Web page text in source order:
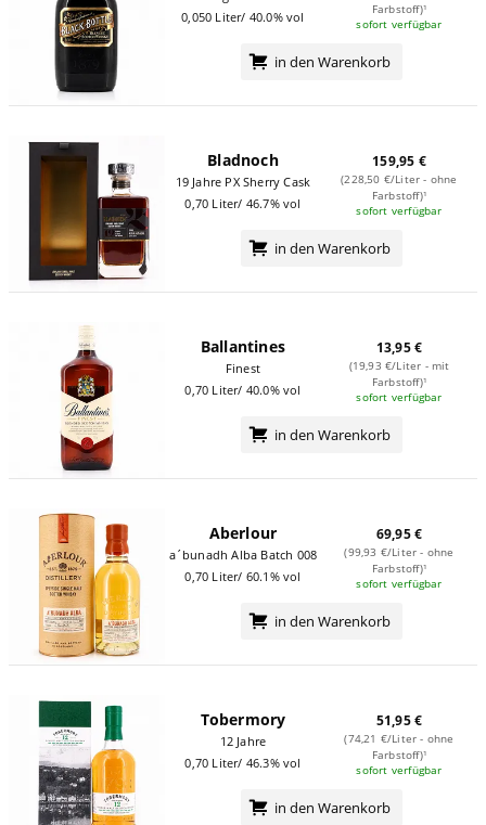
0,050 Liter/ 40.0% vol
Farbstoff)¹
sofort verfügbar
in den Warenkorb
Bladnoch
19 Jahre PX Sherry Cask
0,70 Liter/ 46.7% vol
159,95 €
(228,50 €/Liter - ohne
Farbstoff)¹
sofort verfügbar
in den Warenkorb
Ballantines
Finest
0,70 Liter/ 40.0% vol
13,95 €
(19,93 €/Liter - mit
Farbstoff)¹
sofort verfügbar
in den Warenkorb
Aberlour
a´bunadh Alba Batch 008
0,70 Liter/ 60.1% vol
69,95 €
(99,93 €/Liter - ohne
Farbstoff)¹
sofort verfügbar
in den Warenkorb
Tobermory
12 Jahre
0,70 Liter/ 46.3% vol
51,95 €
(74,21 €/Liter - ohne
Farbstoff)¹
sofort verfügbar
in den Warenkorb